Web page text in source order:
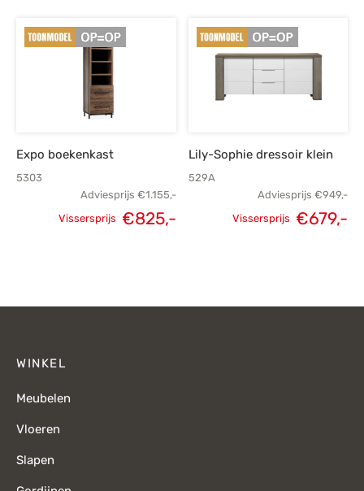
Expo boekenkast
5303
Adviesprijs €1.155,-
Vissersprijs €825,-
Lily-Sophie dressoir klein
529A
Adviesprijs €949,-
Vissersprijs €679,-
WINKEL
Meubelen
Vloeren
Slapen